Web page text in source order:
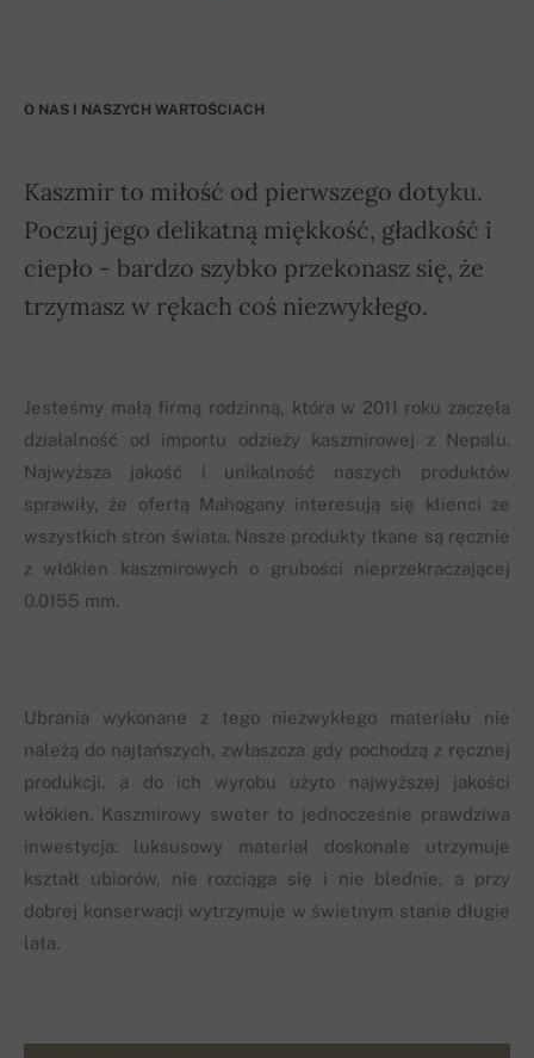
O NAS I NASZYCH WARTOŚCIACH
Kaszmir to miłość od pierwszego dotyku.
Poczuj jego delikatną miękkość, gładkość i
ciepło - bardzo szybko przekonasz się, że
trzymasz w rękach coś niezwykłego.
Jesteśmy małą firmą rodzinną, która w 2011 roku zaczęła
działalność od importu odzieży kaszmirowej z Nepalu.
Najwyższa jakość i unikalność naszych produktów
sprawiły, że ofertą Mahogany interesują się klienci ze
wszystkich stron świata. Nasze produkty tkane są ręcznie
z włókien kaszmirowych o grubości nieprzekraczającej
0.0155 mm.
Ubrania wykonane z tego niezwykłego materiału nie
należą do najtańszych, zwłaszcza gdy pochodzą z ręcznej
produkcji, a do ich wyrobu użyto najwyższej jakości
włókien. Kaszmirowy sweter to jednocześnie prawdziwa
inwestycja: luksusowy materiał doskonale utrzymuje
kształt ubiorów, nie rozciąga się i nie blednie, a przy
dobrej konserwacji wytrzymuje w świetnym stanie długie
lata.